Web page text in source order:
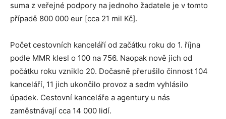
suma z veřejné podpory na jednoho žadatele je v tomto
případě 800 000 eur [cca 21 mil Kč].
Počet cestovních kanceláří od začátku roku do 1. října
podle MMR klesl o 100 na 756. Naopak nově jich od
počátku roku vzniklo 20. Dočasně přerušilo činnost 104
kanceláří, 11 jich ukončilo provoz a sedm vyhlásilo
úpadek. Cestovní kanceláře a agentury u nás
zaměstnávají cca 14 000 lidí.